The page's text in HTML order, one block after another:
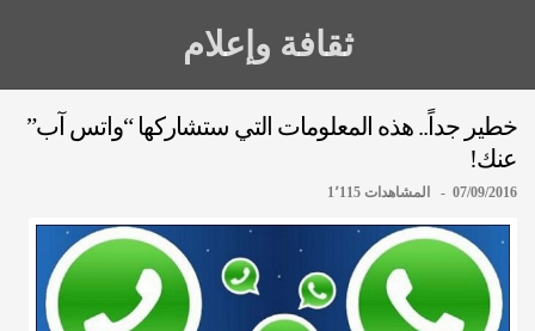
ثقافة وإعلام
خطير جداً.. هذه المعلومات التي ستشاركها “واتس آب”
عنك!
07/09/2016 - المشاهدات 1٬115